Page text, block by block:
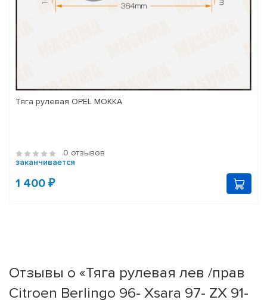
Тяга рулевая OPEL MOKKA
0 отзывов
заканчивается
1 400 ₽
Отзывы о «Тяга рулевая лев /прав
Citroen Berlingo 96- Xsara 97- ZX 91-